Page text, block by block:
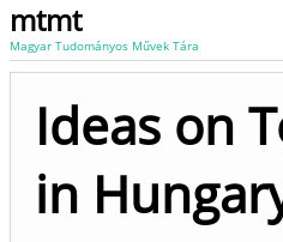
mtmt
Magyar Tudományos Művek Tára
Ideas on
in